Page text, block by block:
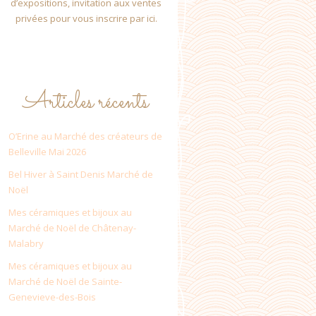
d’expositions, invitation aux ventes
privées pour vous inscrire par ici.
Articles récents
O’Erine au Marché des créateurs de
Belleville Mai 2026
Bel Hiver à Saint Denis Marché de
Noël
Mes céramiques et bijoux au
Marché de Noël de Châtenay-
Malabry
Mes céramiques et bijoux au
Marché de Noël de Sainte-
Genevieve-des-Bois